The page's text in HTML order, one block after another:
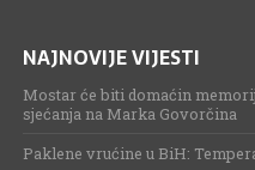
NAJNOVIJE VIJESTI
Mostar će biti domaćin
sjećanja na Marka Govorčina
Paklene vrućine u BiH: